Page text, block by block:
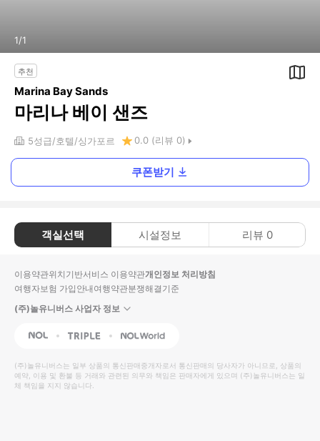
1/1
추천
Marina Bay Sands
마리나 베이 샌즈
5성급 호텔 싱가포르 0.0 (리뷰 0)
쿠폰받기
객실선택 시설정보 리뷰 0
이용약관위치기반서비스 이용약관개인정보 처리방침
여행자보험 가입안내여행약관분쟁해결기준
(주)놀유니버스 사업자 정보
NOL Triple Interpark Global
(주)놀유니버스는 일부 상품의 통신판매중개자로서 통신판매의 당사자가 아니므로, 상품의
예약, 이용 및 환불 등 거래와 관련된 의무와 책임은 판매자에게 있으며 (주)놀유니버스는 일
체 책임을 지지 않습니다.